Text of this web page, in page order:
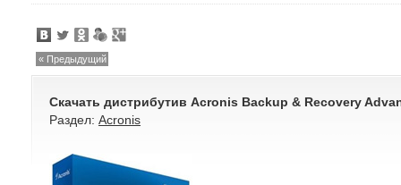
« Предыдущий
Скачать дистрибутив Acronis Backup & Recovery
Раздел: Acronis